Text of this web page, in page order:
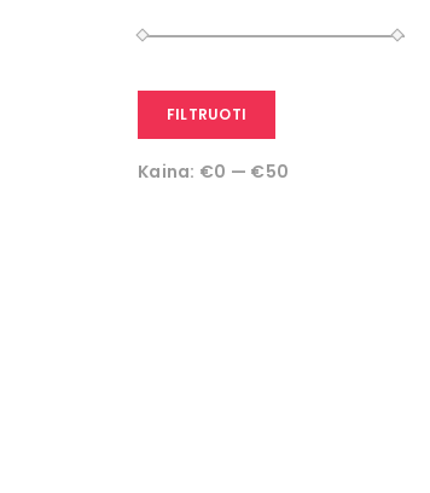
FILTRUOTI
Kaina: €0 — €50